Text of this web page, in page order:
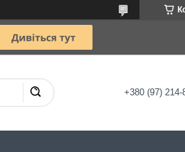
+380 (97) 214-